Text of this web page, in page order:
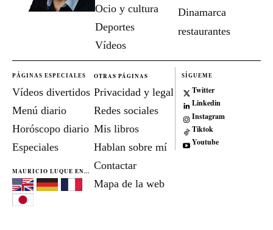
Ocio y cultura
Deportes
Vídeos
Dinamarca
restaurantes
PÁGINAS ESPECIALES
Vídeos divertidos
Menú diario
Horóscopo diario
Especiales
MAURICIO LUQUE EN...
OTRAS PÁGINAS
Privacidad y legal
Redes sociales
Mis libros
Hablan sobre mí
Contactar
Mapa de la web
SÍGUEME
Twitter
Linkedin
Instagram
Tiktok
Youtube